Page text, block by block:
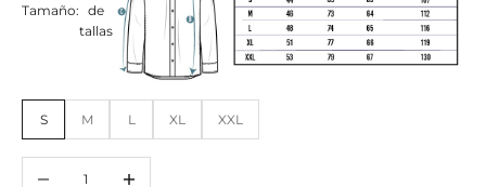
Tamaño: de
tallas
S M L XL XXL